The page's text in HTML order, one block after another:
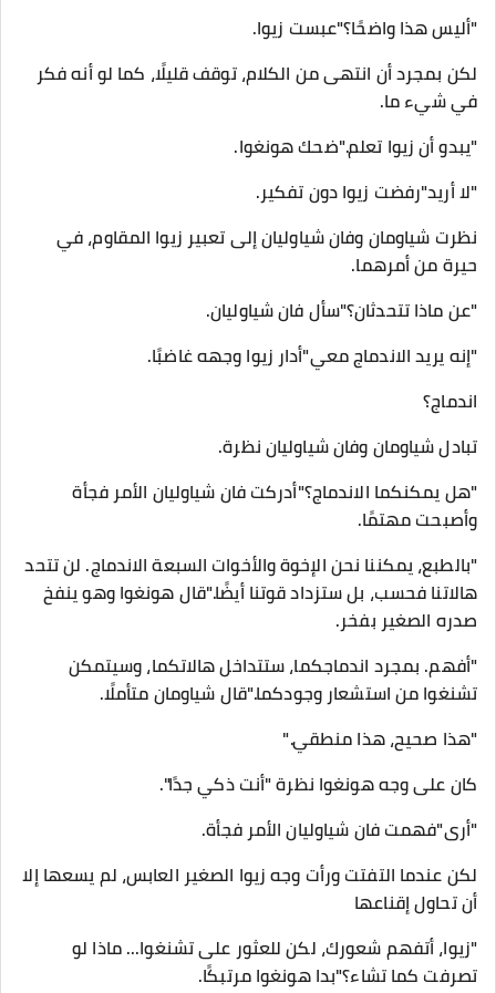
"أليس هذا واضحًا؟"عبست زيوا.
لكن بمجرد أن انتهى من الكلام، توقف قليلًا، كما لو أنه فكر
في شيء ما.
"يبدو أن زيوا تعلم."ضحك هونغوا.
"لا أريد"رفضت زيوا دون تفكير.
نظرت شياومان وفان شياوليان إلى تعبير زيوا المقاوم، في
حيرة من أمرهما.
"عن ماذا تتحدثان؟"سأل فان شياوليان.
"إنه يريد الاندماج معي"أدار زيوا وجهه غاضبًا.
اندماج؟
تبادل شياومان وفان شياوليان نظرة.
"هل يمكنكما الاندماج؟"أدركت فان شياوليان الأمر فجأة
وأصبحت مهتمًا.
"بالطبع، يمكننا نحن الإخوة والأخوات السبعة الاندماج. لن تتحد
هالاتنا فحسب، بل ستزداد قوتنا أيضًا."قال هونغوا وهو ينفخ
صدره الصغير بفخر.
"أفهم. بمجرد اندماجكما، ستتداخل هالاتكما، وسيتمكن
تشنغوا من استشعار وجودكما."قال شياومان متأملًا.
"هذا صحيح، هذا منطقي."
كان على وجه هونغوا نظرة "أنت ذكي جدًا".
"أرى"فهمت فان شياوليان الأمر فجأة.
لكن عندما التفتت ورأت وجه زيوا الصغير العابس، لم يسعها إلا
أن تحاول إقناعها
"زيوا، أتفهم شعورك، لكن للعثور على تشنغوا... ماذا لو
تصرفت كما تشاء؟"بدا هونغوا مرتبكًا.